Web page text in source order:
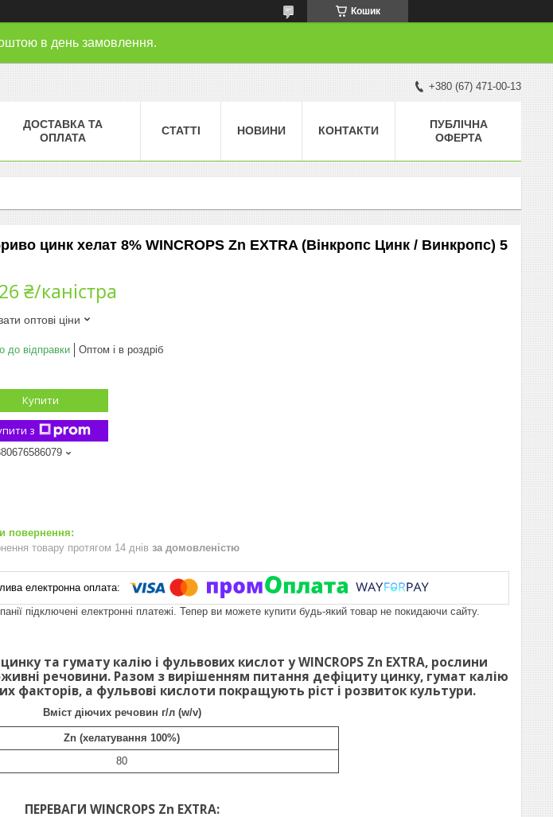
Кошик
в день замовлення.
+380 (67) 471-00-13
ДОСТАВКА ТА
ОПЛАТА
СТАТТІ НОВИНИ КОНТАКТИ
ПУБЛІЧНА
ОФЕРТА
цинк хелат 8% WINCROPS Zn EXTRA (Вінкропс Цинк / Винкропс) 5
₴/каністра
оптові ціни
до відправки Оптом і в роздріб
Купити
з
товару протягом 14 днів за домовленістю
підключені електронні платежі. Тепер ви можете купити будь-який товар не покидаючи сайту.
та гумату калію і фульвових кислот уWINCROPS Zn EXTRA, рослини
речовини. Разом з вирішенням питання дефіциту цинку, гумат калію
факторів, а фульвові кислоти покращують ріст і розвиток культури.
Вміст діючих речовин г/л (w/v)
Zn (хелатування 100%)
80
ПЕРЕВАГИ WINCROPS Zn EXTRA: